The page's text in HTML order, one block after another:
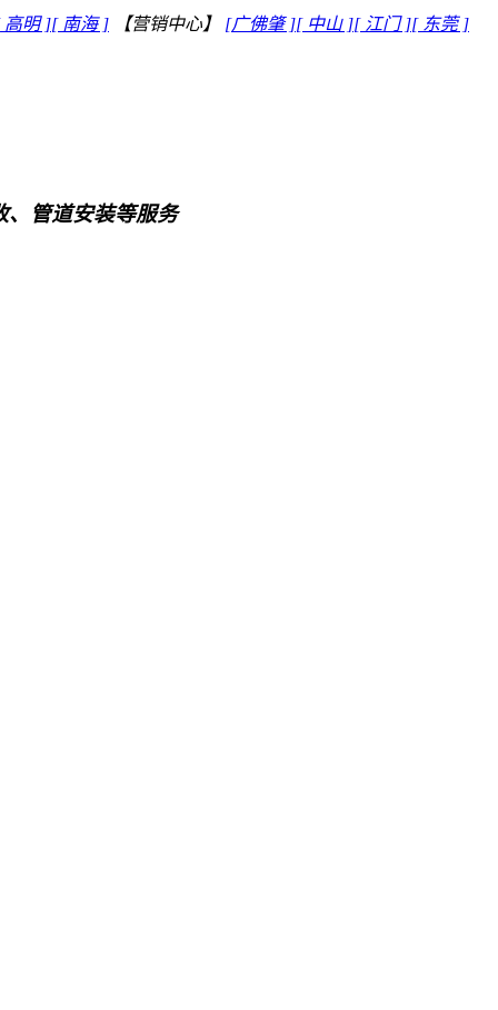
高明 ][ 南海 ] 【营销中心】 [广佛肇 ][ 中山 ][ 江门 ][ 东莞 ]
、管道安装等服务